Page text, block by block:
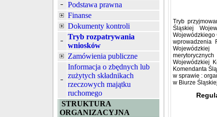
Podstawa prawna
Finanse
Dokumenty kontroli
Tryb rozpatrywania
wniosków
Zamówienia publiczne
Informacja o zbędnych lub
zużytych składnikach
rzeczowych majątku
ruchomego
STRUKTURA
ORGANIZACYJNA
Tryb
Śląskiej
Wojewódzkiego
wprowadzenia
Wojewódzkiej
Komendanta
w sprawie :
w Biurze